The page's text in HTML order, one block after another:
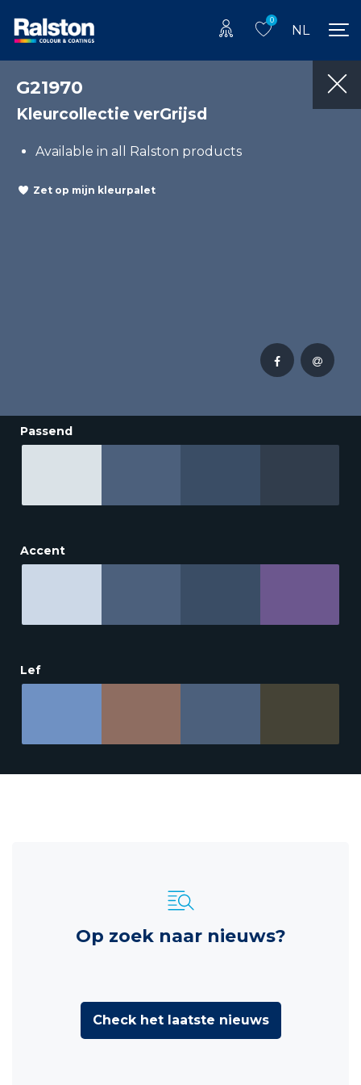
0
NL
G21970
Kleurcollectie verGrijsd
Available in all Ralston products
Zet op mijn kleurpalet
Passend
Accent
Lef
Op zoek naar nieuws?
Check het laatste nieuws